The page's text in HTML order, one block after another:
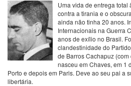
Uma vida de entrega
contra a tirania e o
ainda não tinha 20 anos.
Internacionais na Guerra
anos de exílio no Brasil.
clandestinidade do
de Barros Cachapuz
nasceu em Chaves, em 1
Porto e depois em Paris. Deve ao seu pai a
libertária.